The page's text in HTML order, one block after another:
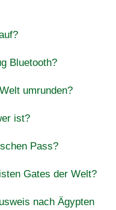
Bluetooth?
umrunden?
ist?
Pass?
Gates der Welt?
nach Ägypten